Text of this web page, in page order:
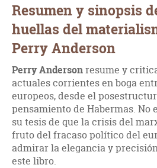
Resumen y sinopsis
huellas del
Perry Anderson
Perry Andersonresume y
actuales corrientes en boga
europeos, desde el
pensamiento de Habermas. No
su tesis de que la crisis del
fruto del fracaso político del
admirar la elegancia y
este libro.